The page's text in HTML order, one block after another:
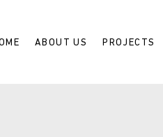
ABOUT US PROJECTS